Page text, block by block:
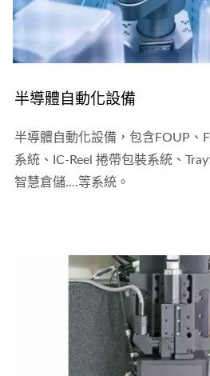
半導體自動化設備
半導體自動化設備，包含FOUP、
系統、IC-Reel 捲帶包裝系統、
智慧倉儲....等系統。